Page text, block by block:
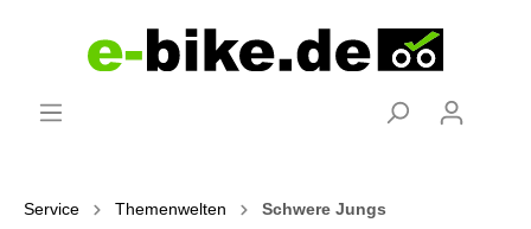
Service Themenwelten Schwere Jungs